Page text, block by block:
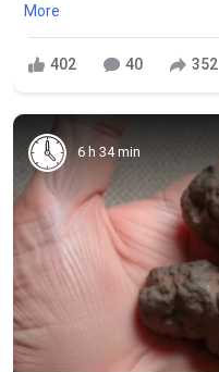
More
402 40 352
6 h 34 min